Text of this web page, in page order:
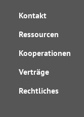
Kontakt
Ressourcen
Kooperationen
Verträge
Rechtliches